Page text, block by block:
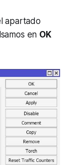
apartado
en OK